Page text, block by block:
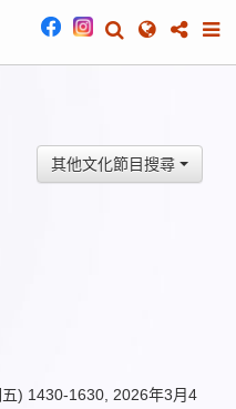
其他文化節目搜尋
) 1430-1630, 2026年3月4